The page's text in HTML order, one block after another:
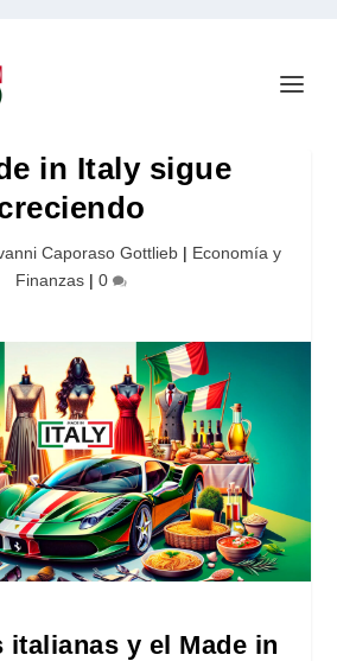
in Italy sigue
Caporaso Gottlieb| Economía y
Finanzas | 0
italianas y el Made in